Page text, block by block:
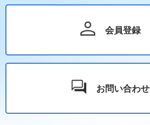
会員登録
お問い合わせ